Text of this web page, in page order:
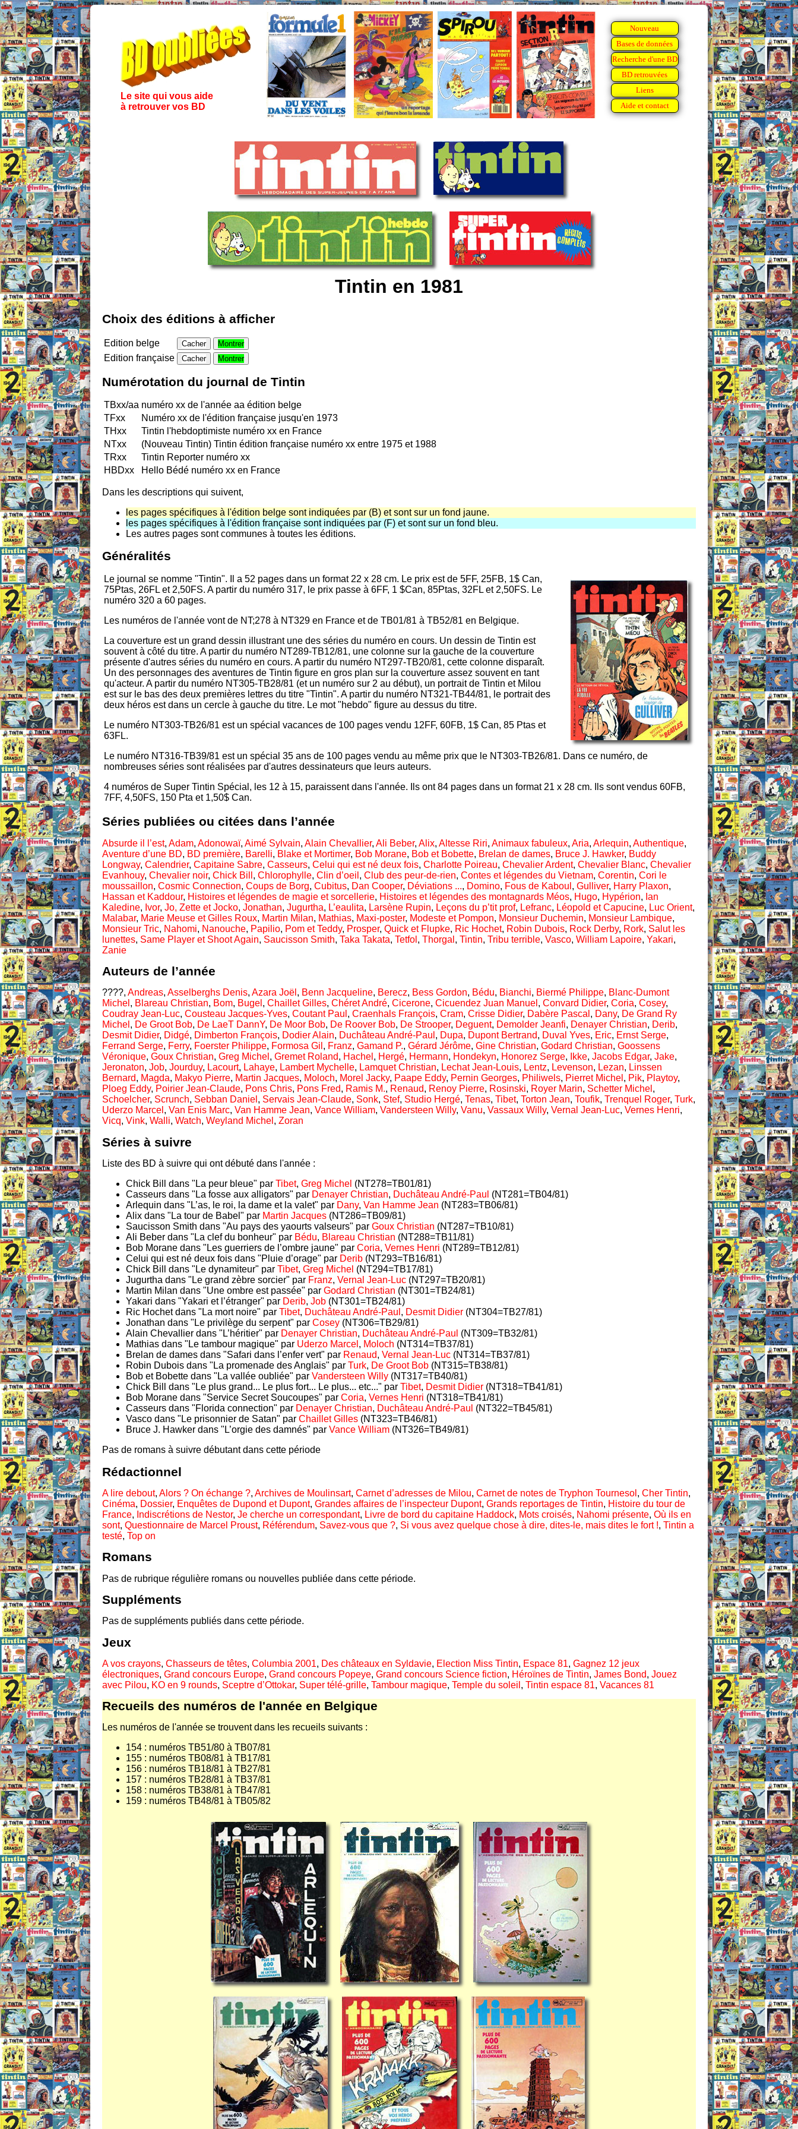
Le site qui vous aide
à retrouver vos BD
Nouveau
Bases de données
Recherche d'une BD
BD retrouvées
Liens
Aide et contact
Tintin en 1981
Choix des éditions à afficher
Edition belge Cacher Montrer
Edition française Cacher Montrer
Numérotation du journal de Tintin
TBxx/aa numéro xx de l'année aa édition belge
TFxx
Numéro xx de l'édition française jusqu'en 1973
THxx
Tintin l'hebdoptimiste numéro xx en France
NTxx
(Nouveau Tintin) Tintin édition française numéro xx entre 1975 et 1988
TRxx
Tintin Reporter numéro xx
HBDxx
Hello Bédé numéro xx en France
Dans les descriptions qui suivent,
les pages spécifiques à l'édition belge sont indiquées par (B) et sont sur un fond jaune.
les pages spécifiques à l'édition française sont indiquées par (F) et sont sur un fond bleu.
Les autres pages sont communes à toutes les éditions.
Généralités
Le journal se nomme "Tintin". Il a 52 pages dans un format 22 x 28 cm. Le prix est de 5FF, 25FB, 1$ Can,
75Ptas, 26FL et 2,50FS. A partir du numéro 317, le prix passe à 6FF, 1 $Can, 85Ptas, 32FL et 2,50FS. Le
numéro 320 a 60 pages.
Les numéros de l'année vont de NT;278 à NT329 en France et de TB01/81 à TB52/81 en Belgique.
La couverture est un grand dessin illustrant une des séries du numéro en cours. Un dessin de Tintin est
souvent à côté du titre. A partir du numéro NT289-TB12/81, une colonne sur la gauche de la couverture
présente d'autres séries du numéro en cours. A partir du numéro NT297-TB20/81, cette colonne disparaît.
Un des personnages des aventures de Tintin figure en gros plan sur la couverture assez souvent en tant
qu'acteur. A partir du numéro NT305-TB28/81 (et un numéro sur 2 au début), un portrait de Tintin et Milou
est sur le bas des deux premières lettres du titre "Tintin". A partir du numéro NT321-TB44/81, le portrait des
deux héros est dans un cercle à gauche du titre. Le mot "hebdo" figure au dessus du titre.
Le numéro NT303-TB26/81 est un spécial vacances de 100 pages vendu 12FF, 60FB, 1$ Can, 85 Ptas et
63FL.
Le numéro NT316-TB39/81 est un spécial 35 ans de 100 pages vendu au même prix que le NT303-TB26/81. Dans ce numéro, de
nombreuses séries sont réalisées par d'autres dessinateurs que leurs auteurs.
4 numéros de Super Tintin Spécial, les 12 à 15, paraissent dans l'année. Ils ont 84 pages dans un format 21 x 28 cm. Ils sont vendus 60FB,
7FF, 4,50FS, 150 Pta et 1,50$ Can.
Séries publiées ou citées dans l’année
Absurde il l’est, Adam, Adonowaï, Aimé Sylvain, Alain Chevallier, Ali Beber, Alix, Altesse Riri, Animaux fabuleux, Aria, Arlequin, Authentique,
Aventure d’une BD, BD première, Barelli, Blake et Mortimer, Bob Morane, Bob et Bobette, Brelan de dames, Bruce J. Hawker, Buddy
Longway, Calendrier, Capitaine Sabre, Casseurs, Celui qui est né deux fois, Charlotte Poireau, Chevalier Ardent, Chevalier Blanc, Chevalier
Evanhouy, Chevalier noir, Chick Bill , Chlorophylle, Clin d’oeil , Club des peur-de-rien, Contes et légendes du Vietnam, Corentin, Cori le
moussaillon, Cosmic Connection, Coups de Borg, Cubitus, Dan Cooper, Déviations ..., Domino, Fous de Kaboul , Gulliver, Harry Plaxon,
Hassan et Kaddour, Histoires et légendes de magie et sorcellerie, Histoires et légendes des montagnards Méos, Hugo, Hypérion, Ian
Kaledine, Ivor, Jo, Zette et Jocko, Jonathan, Jugurtha, L’eaulita, Larsène Rupin, Leçons du p’tit prof, Lefranc, Léopold et Capucine, Luc Orient,
Malabar, Marie Meuse et Gilles Roux, Martin Milan, Mathias, Maxi-poster, Modeste et Pompon, Monsieur Duchemin, Monsieur Lambique,
Monsieur Tric, Nahomi, Nanouche, Papilio, Pom et Teddy, Prosper, Quick et Flupke, Ric Hochet, Robin Dubois, Rock Derby, Rork, Salut les
lunettes, Same Player et Shoot Again, Saucisson Smith, Taka Takata, Tetfol , Thorgal , Tintin, Tribu terrible, Vasco, William Lapoire, Yakari,
Zanie
Auteurs de l’année
????, Andreas, Asselberghs Denis, Azara Joël , Benn Jacqueline, Berecz, Bess Gordon, Bédu, Bianchi, Biermé Philippe, Blanc-Dumont
Michel , Blareau Christian, Bom, Bugel , Chaillet Gilles, Chéret André, Cicerone, Cicuendez Juan Manuel , Convard Didier, Coria, Cosey,
Coudray Jean-Luc, Cousteau Jacques-Yves, Coutant Paul , Craenhals François, Cram, Crisse Didier, Dabère Pascal , Dany, De Grand Ry
Michel , De Groot Bob, De LaeT DannY, De Moor Bob, De Roover Bob, De Strooper, Deguent, Demolder Jeanfi, Denayer Christian, Derib,
Desmit Didier, Didgé, Dimberton François, Dodier Alain, Duchâteau André-Paul , Dupa, Dupont Bertrand, Duval Yves, Eric, Ernst Serge,
Ferrand Serge, Ferry, Foerster Philippe, Formosa Gil , Franz, Gamand P., Gérard Jérôme, Gine Christian, Godard Christian, Goossens
Véronique, Goux Christian, Greg Michel , Gremet Roland, Hachel , Hergé, Hermann, Hondekyn, Honorez Serge, Ikke, Jacobs Edgar, Jake,
Jeronaton, Job, Jourduy, Lacourt, Lahaye, Lambert Mychelle, Lamquet Christian, Lechat Jean-Louis, Lentz, Levenson, Lezan, Linssen
Bernard, Magda, Makyo Pierre, Martin Jacques, Moloch, Morel Jacky, Paape Eddy, Pernin Georges, Philiwels, Pierret Michel , Pik, Playtoy,
Ploeg Eddy, Poirier Jean-Claude, Pons Chris, Pons Fred, Ramis M., Renaud, Renoy Pierre, Rosinski, Royer Marin, Schetter Michel ,
Schoelcher, Scrunch, Sebban Daniel , Servais Jean-Claude, Sonk, Stef, Studio Hergé, Tenas, Tibet, Torton Jean, Toufik, Trenquel Roger, Turk,
Uderzo Marcel , Van Enis Marc, Van Hamme Jean, Vance William, Vandersteen Willy, Vanu, Vassaux Willy, Vernal Jean-Luc, Vernes Henri,
Vicq, Vink, Walli, Watch, Weyland Michel , Zoran
Séries à suivre
Liste des BD à suivre qui ont débuté dans l'année :
Chick Bill dans "La peur bleue" par Tibet, Greg Michel (NT278=TB01/81)
Casseurs dans "La fosse aux alligators" par Denayer Christian, Duchâteau André-Paul (NT281=TB04/81)
Arlequin dans "L’as, le roi, la dame et la valet" par Dany, Van Hamme Jean (NT283=TB06/81)
Alix dans "La tour de Babel" par Martin Jacques (NT286=TB09/81)
Saucisson Smith dans "Au pays des yaourts valseurs" par Goux Christian (NT287=TB10/81)
Ali Beber dans "La clef du bonheur" par Bédu, Blareau Christian (NT288=TB11/81)
Bob Morane dans "Les guerriers de l’ombre jaune" par Coria, Vernes Henri (NT289=TB12/81)
Celui qui est né deux fois dans "Pluie d’orage" par Derib (NT293=TB16/81)
Chick Bill dans "Le dynamiteur" par Tibet, Greg Michel (NT294=TB17/81)
Jugurtha dans "Le grand zèbre sorcier" par Franz, Vernal Jean-Luc (NT297=TB20/81)
Martin Milan dans "Une ombre est passée" par Godard Christian (NT301=TB24/81)
Yakari dans "Yakari et l’étranger" par Derib, Job (NT301=TB24/81)
Ric Hochet dans "La mort noire" par Tibet, Duchâteau André-Paul , Desmit Didier (NT304=TB27/81)
Jonathan dans "Le privilège du serpent" par Cosey (NT306=TB29/81)
Alain Chevallier dans "L’héritier" par Denayer Christian, Duchâteau André-Paul (NT309=TB32/81)
Mathias dans "Le tambour magique" par Uderzo Marcel , Moloch (NT314=TB37/81)
Brelan de dames dans "Safari dans l’enfer vert" par Renaud, Vernal Jean-Luc (NT314=TB37/81)
Robin Dubois dans "La promenade des Anglais" par Turk, De Groot Bob (NT315=TB38/81)
Bob et Bobette dans "La vallée oubliée" par Vandersteen Willy (NT317=TB40/81)
Chick Bill dans "Le plus grand... Le plus fort... Le plus... etc..." par Tibet, Desmit Didier (NT318=TB41/81)
Bob Morane dans "Service Secret Soucoupes" par Coria, Vernes Henri (NT318=TB41/81)
Casseurs dans "Florida connection" par Denayer Christian, Duchâteau André-Paul (NT322=TB45/81)
Vasco dans "Le prisonnier de Satan" par Chaillet Gilles (NT323=TB46/81)
Bruce J. Hawker dans "L’orgie des damnés" par Vance William (NT326=TB49/81)
Pas de romans à suivre débutant dans cette période
Rédactionnel
A lire debout, Alors ? On échange ?, Archives de Moulinsart, Carnet d’adresses de Milou, Carnet de notes de Tryphon Tournesol , Cher Tintin,
Cinéma, Dossier, Enquêtes de Dupond et Dupont, Grandes affaires de l’inspecteur Dupont, Grands reportages de Tintin, Histoire du tour de
France, Indiscrétions de Nestor, Je cherche un correspondant, Livre de bord du capitaine Haddock, Mots croisés, Nahomi présente, Où ils en
sont, Questionnaire de Marcel Proust, Référendum, Savez-vous que ?, Si vous avez quelque chose à dire, dites-le, mais dites le fort !, Tintin a
testé, Top on
Romans
Pas de rubrique régulière romans ou nouvelles publiée dans cette période.
Suppléments
Pas de suppléments publiés dans cette période.
Jeux
A vos crayons, Chasseurs de têtes, Columbia 2001, Des châteaux en Syldavie, Election Miss Tintin, Espace 81, Gagnez 12 jeux
électroniques, Grand concours Europe, Grand concours Popeye, Grand concours Science fiction, Héroïnes de Tintin, James Bond, Jouez
avec Pilou, KO en 9 rounds, Sceptre d’Ottokar, Super télé-grille, Tambour magique, Temple du soleil , Tintin espace 81, Vacances 81
Recueils des numéros de l'année en Belgique
Les numéros de l'année se trouvent dans les recueils suivants :
154 : numéros TB51/80 à TB07/81
155 : numéros TB08/81 à TB17/81
156 : numéros TB18/81 à TB27/81
157 : numéros TB28/81 à TB37/81
158 : numéros TB38/81 à TB47/81
159 : numéros TB48/81 à TB05/82